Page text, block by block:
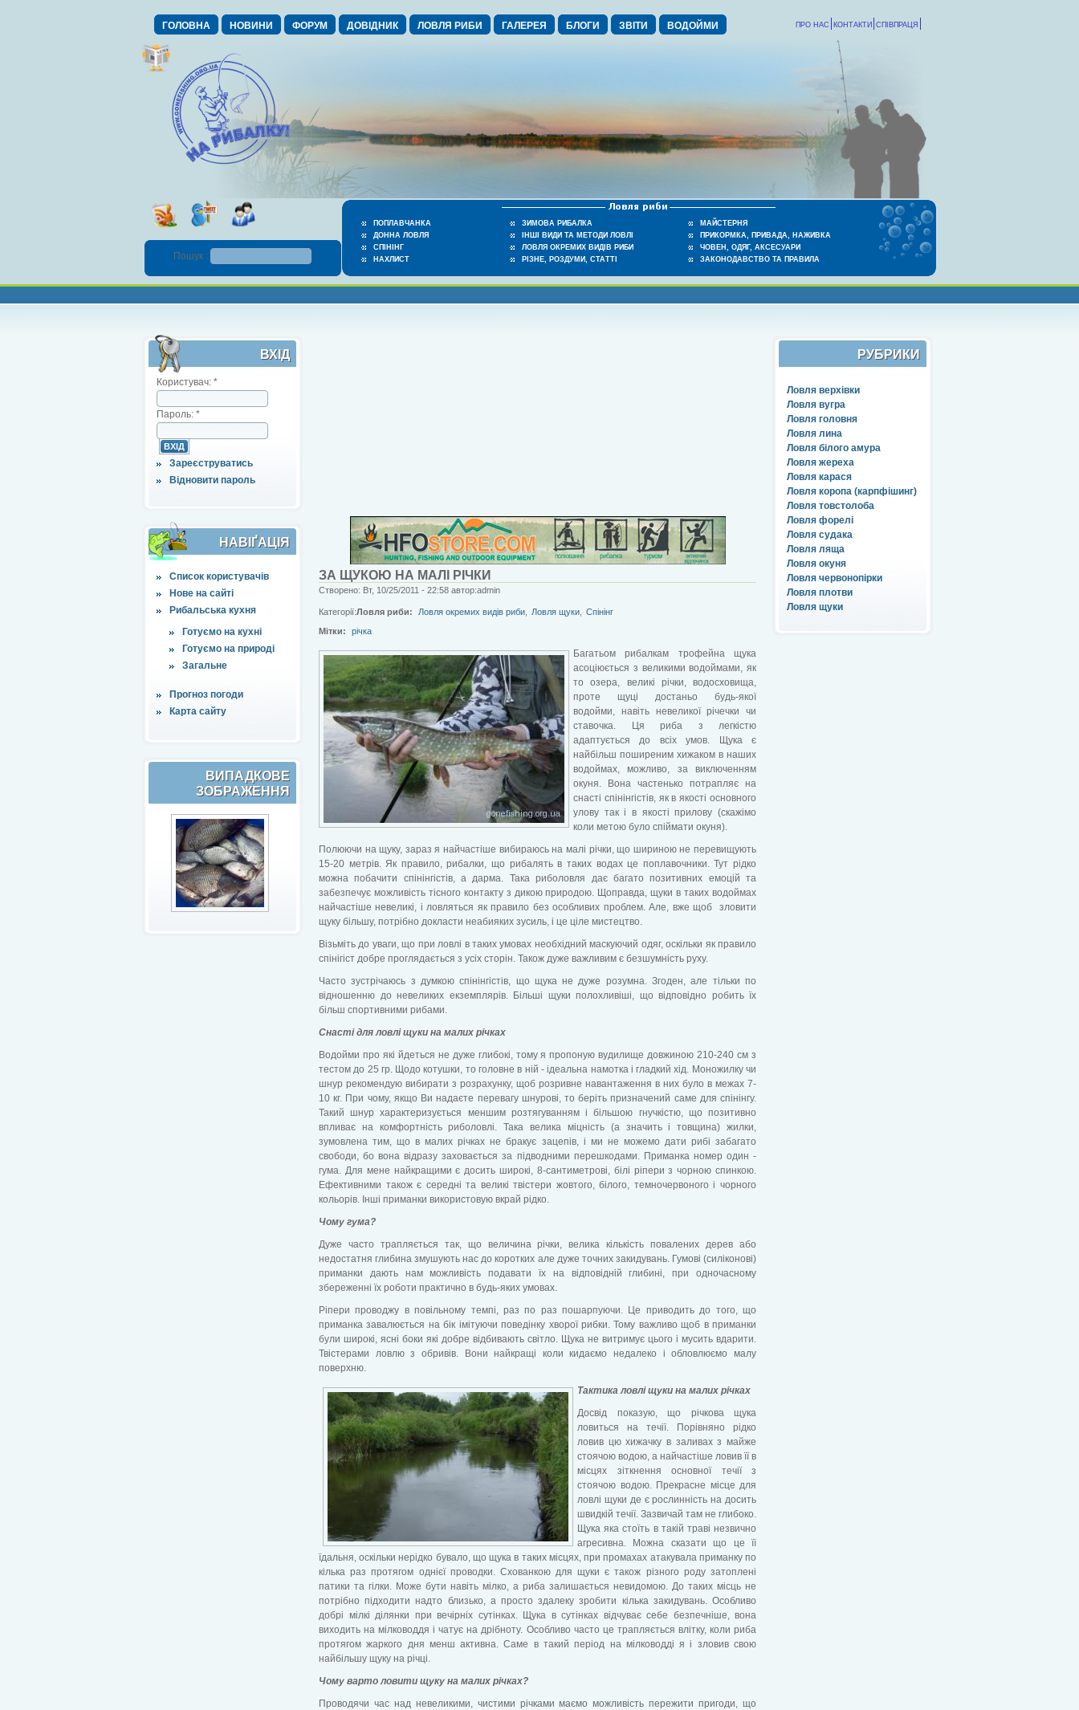
ГОЛОВНА НОВИНИ ФОРУМ ДОВІДНИК ЛОВЛЯ РИБИ ГАЛЕРЕЯ БЛОГИ ЗВІТИ ВОДОЙМИ СПІВПРАЦЯ
КОНТАКТИ
ПРО НАС
ПОПЛАВЧАНКА
ДОННА ЛОВЛЯ
СПІНІНГ
НАХЛИСТ
ЗИМОВА РИБАЛКА
ІНШІ ВИДИ ТА МЕТОДИ ЛОВЛІ
ЛОВЛЯ ОКРЕМИХ ВИДІВ РИБИ
РІЗНЕ, РОЗДУМИ, СТАТТІ
МАЙСТЕРНЯ
ПРИКОРМКА, ПРИВАДА, НАЖИВКА
ЧОВЕН, ОДЯГ, АКСЕСУАРИ
ЗАКОНОДАВСТВО ТА ПРАВИЛА
Пошук :
ВХІД
Користувач: *
Пароль: *
Зареєструватись
Відновити пароль
НАВІҐАЦІЯ
Список користувачів
Нове на сайті
Рибальська кухня
Готуємо на кухні
Готуємо на природі
Загальне
Прогноз погоди
Карта сайту
ВИПАДКОВЕ
ЗОБРАЖЕННЯ
РУБРИКИ
Ловля верхівки
Ловля вугра
Ловля головня
Ловля лина
Ловля білого амура
Ловля жереха
Ловля карася
Ловля коропа (карпфішинг)
Ловля товстолоба
Ловля форелі
Ловля судака
Ловля ляща
Ловля окуня
Ловля червонопірки
Ловля плотви
Ловля щуки
ЗА ЩУКОЮ НА МАЛІ РІЧКИ
Створено: Вт, 10/25/2011 - 22:58 автор:admin
Категорії:Ловля риби: Ловля окремих видів риби Ловля щуки
Спінінг
Мітки:
річка
Багатьом рибалкам трофейна щука
асоціюється з великими водоймами, як
то озера, великі річки, водосховища,
проте щуці достаньо будь-якої
водойми, навіть невеликої річечки чи
ставочка. Ця риба з легкістю
адаптується до всіх умов. Щука є
найбільш поширеним хижаком в наших
водоймах, можливо, за виключенням
окуня. Вона частенько потрапляє на
снасті спінінгістів, як в якості основного
улову так і в якості прилову (скажімо
коли метою було спіймати окуня).
Полюючи на щуку, зараз я найчастіше вибираюсь на малі річки, що шириною не перевищують
15-20 метрів. Як правило, рибалки, що рибалять в таких водах це поплавочники. Тут рідко
можна побачити спінінгістів, а дарма. Така риболовля дає багато позитивних емоцій та
забезпечує можливість тісного контакту з дикою природою. Щоправда, щуки в таких водоймах
найчастіше невеликі, і ловляться як правило без особливих проблем. Але, вже щоб зловити
щуку більшу, потрібно докласти неабияких зусиль, і це ціле мистецтво.
Візьміть до уваги, що при ловлі в таких умовах необхідний маскуючий одяг, оскільки як правило
спінігіст добре проглядається з усіх сторін. Також дуже важливим є безшумність руху.
Часто зустрічаюсь з думкою спінінгістів, що щука не дуже розумна. Згоден, але тільки по
відношенню до невеликих екземплярів. Більші щуки полохливіші, що відповідно робить їх
більш спортивними рибами.
Снасті для ловлі щуки на малих річках
Водойми про які йдеться не дуже глибокі, тому я пропоную вудилище довжиною 210-240 см з
тестом до 25 гр. Щодо котушки, то головне в ній - ідеальна намотка і гладкий хід. Моножилку чи
шнур рекомендую вибирати з розрахунку, щоб розривне навантаження в них було в межах 7-
10 кг. При чому, якщо Ви надаєте перевагу шнурові, то беріть призначений саме для спінінгу.
Такий шнур характеризується меншим розтягуванням і більшою гнучкістю, що позитивно
впливає на комфортність риболовлі. Така велика міцність (а значить і товщина) жилки,
зумовлена тим, що в малих річках не бракує зацепів, і ми не можемо дати рибі забагато
свободи, бо вона відразу заховається за підводними перешкодами. Приманка номер один -
гума. Для мене найкращими є досить широкі, 8-сантиметрові, білі ріпери з чорною спинкою.
Ефективними також є середні та великі твістери жовтого, білого, темночервоного і чорного
кольорів. Інші приманки використовую вкрай рідко.
Чому гума?
Дуже часто трапляється так, що величина річки, велика кількість повалених дерев або
недостатня глибина змушують нас до коротких але дуже точних закидувань. Гумові (силіконові)
приманки дають нам можливість подавати їх на відповідній глибині, при одночасному
збереженні їх роботи практично в будь-яких умовах.
Ріпери проводжу в повільному темпі, раз по раз пошарпуючи. Це приводить до того, що
приманка завалюється на бік імітуючи поведінку хворої рибки. Тому важливо щоб в приманки
були широкі, ясні боки які добре відбивають світло. Щука не витримує цього і мусить вдарити.
Твістерами ловлю з обривів. Вони найкращі коли кидаємо недалеко і обловлюємо малу
поверхню.
Тактика ловлі щуки на малих річках
Досвід показую, що річкова щука
ловиться на течії. Порівняно рідко
ловив цю хижачку в заливах з майже
стоячою водою, а найчастіше ловив її в
місцях зіткнення основної течії з
стоячою водою. Прекрасне місце для
ловлі щуки де є рослинність на досить
швидкій течії. Зазвичай там не глибоко.
Щука яка стоїть в такій траві незвично
агресивна. Можна сказати що це її
їдальня, оскільки нерідко бувало, що щука в таких місцях, при промахах атакувала приманку по
кілька раз протягом однієї проводки. Схованкою для щуки є також різного роду затоплені
патики та гілки. Може бути навіть мілко, а риба залишається невидомою. До таких місць не
потрібно підходити надто близько, а просто здалеку зробити кілька закидувань. Особливо
добрі мілкі ділянки при вечірніх сутінках. Щука в сутінках відчуває себе безпечніше, вона
виходить на мілководдя і чатує на дрібноту. Особливо часто це трапляється влітку, коли риба
протягом жаркого дня менш активна. Саме в такий період на мілководді я і зловив свою
найбільшу щуку на річці.
Чому варто ловити щуку на малих річках?
Проводячи час над невеликими, чистими річками маємо можливість пережити пригоди, що